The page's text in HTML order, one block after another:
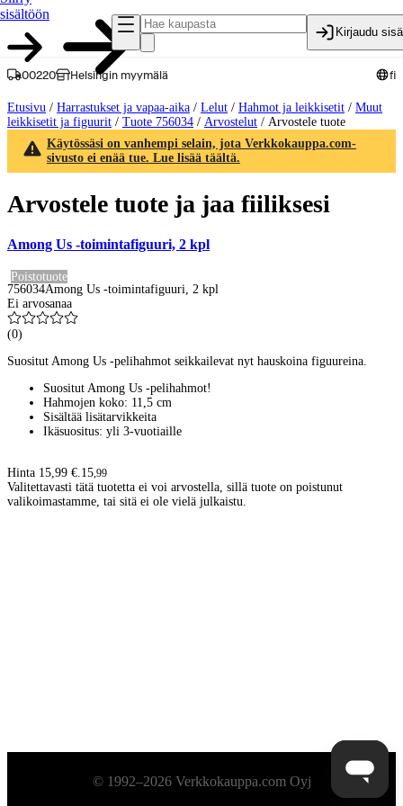
sisältöön
Kirjaudu
00220 Helsingin myymälä fi
Etusivu / Harrastukset ja vapaa-aika / Lelut / Hahmot ja leikkisetit / Muut
leikkisetit ja figuurit / Tuote 756034 / Arvostelut / Arvostele tuote
Käytössäsi on vanhempi selain, jota Verkkokauppa.com-
sivusto ei enää tue. Lue lisää täältä.
Arvostele tuote ja jaa fiiliksesi
Among Us -toimintafiguuri, 2 kpl
Poistotuote
756034Among Us -toimintafiguuri, 2 kpl
Ei arvosanaa
(0)
Suositut Among Us -pelihahmot seikkailevat nyt hauskoina figuureina.
Suositut Among Us -pelihahmot!
Hahmojen koko: 11,5 cm
Sisältää lisätarvikkeita
Ikäsuositus: yli 3-vuotiaille
Hinta 15,99 €. 15,99
Valitettavasti tätä tuotetta ei voi arvostella, sillä tuote on poistunut
valikoimastamme, tai sitä ei ole vielä julkaistu.
Alatunniste© 1992–2026 Verkkokauppa.com Oyj